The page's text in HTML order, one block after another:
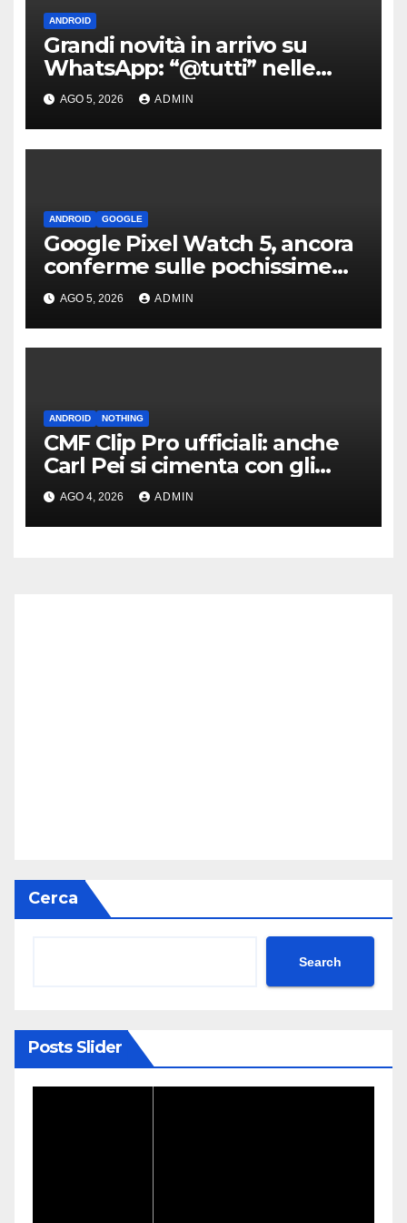
ANDROID
Grandi novità in arrivo su
WhatsApp: “@tutti” nelle
chat di gruppo e non solo
AGO 5, 2026 ADMIN
ANDROID GOOGLE
Google Pixel Watch 5, ancora
conferme sulle pochissime
novità hardware
AGO 5, 2026 ADMIN
ANDROID NOTHING
CMF Clip Pro ufficiali: anche
Carl Pei si cimenta con gli
auricolari “open” a clip
AGO 4, 2026 ADMIN
Cerca
Search
Posts Slider